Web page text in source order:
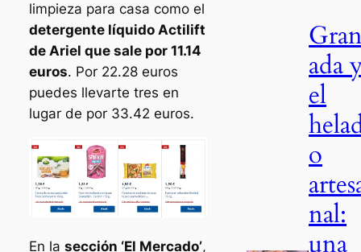
limpieza para casa como el
detergente líquido Actilift
de Ariel que sale por 11.14
euros. Por 22.28 euros
puedes llevarte tres en
lugar de por 33.42 euros.
En la sección ‘El Mercado’,
ada
el
o
nal:
una